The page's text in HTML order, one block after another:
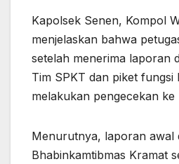
Kapolsek Senen, Kompol
menjelaskan bahwa
setelah menerima laporan
Tim SPKT dan piket fungsi
melakukan pengecekan ke
Menurutnya, laporan awal
Bhabinkamtibmas Kramat